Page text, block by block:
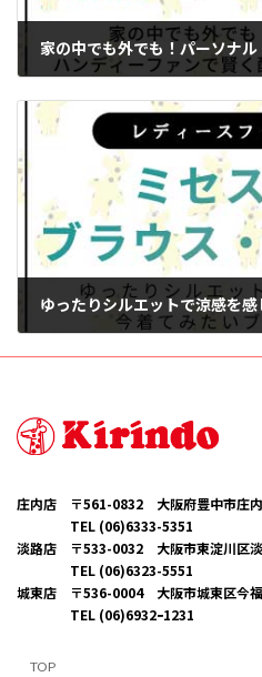
庄内店 〒561-0832 大阪府豊中市庄
TEL (06)6333-5351
淡路店 〒533-0032 大阪市東淀川区
TEL (06)6323-5551
城東店 〒536-0004 大阪市城東区今
TEL (06)6932ｰ1231
TOP